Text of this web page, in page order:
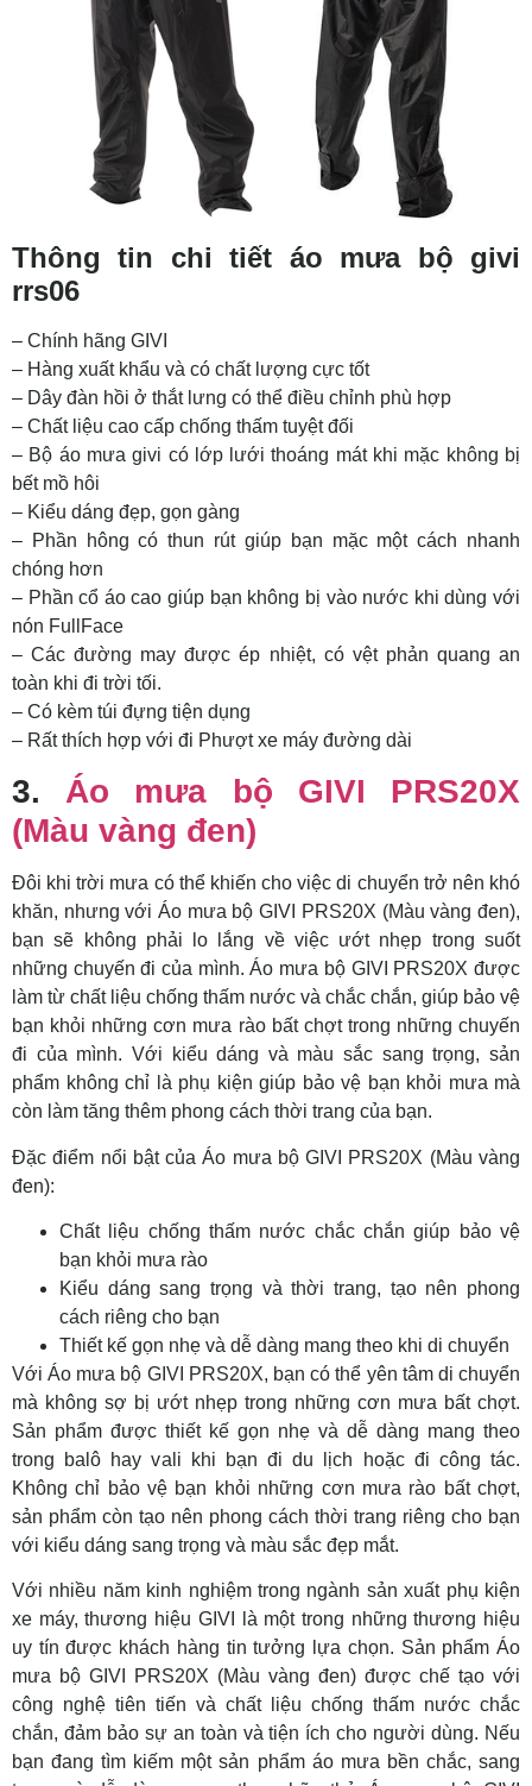
Thông tin chi tiết áo mưa bộ givi
rrs06
– Chính hãng GIVI
– Hàng xuất khẩu và có chất lượng cực tốt
– Dây đàn hồi ở thắt lưng có thể điều chỉnh phù hợp
– Chất liệu cao cấp chống thấm tuyệt đối
– Bộ áo mưa givi có lớp lưới thoáng mát khi mặc không bị
bết mồ hôi
– Kiểu dáng đẹp, gọn gàng
– Phần hông có thun rút giúp bạn mặc một cách nhanh
chóng hơn
– Phần cổ áo cao giúp bạn không bị vào nước khi dùng với
nón FullFace
– Các đường may được ép nhiệt, có vệt phản quang an
toàn khi đi trời tối.
– Có kèm túi đựng tiện dụng
– Rất thích hợp với đi Phượt xe máy đường dài
3. Áo mưa bộ GIVI PRS20X
(Màu vàng đen)
Đôi khi trời mưa có thể khiến cho việc di chuyển trở nên khó
khăn, nhưng với Áo mưa bộ GIVI PRS20X (Màu vàng đen),
bạn sẽ không phải lo lắng về việc ướt nhẹp trong suốt
những chuyến đi của mình. Áo mưa bộ GIVI PRS20X được
làm từ chất liệu chống thấm nước và chắc chắn, giúp bảo vệ
bạn khỏi những cơn mưa rào bất chợt trong những chuyến
đi của mình. Với kiểu dáng và màu sắc sang trọng, sản
phẩm không chỉ là phụ kiện giúp bảo vệ bạn khỏi mưa mà
còn làm tăng thêm phong cách thời trang của bạn.
Đặc điểm nổi bật của Áo mưa bộ GIVI PRS20X (Màu vàng
đen):
Chất liệu chống thấm nước chắc chắn giúp bảo vệ
bạn khỏi mưa rào
Kiểu dáng sang trọng và thời trang, tạo nên phong
cách riêng cho bạn
Thiết kế gọn nhẹ và dễ dàng mang theo khi di chuyển
Với Áo mưa bộ GIVI PRS20X, bạn có thể yên tâm di chuyển
mà không sợ bị ướt nhẹp trong những cơn mưa bất chợt.
Sản phẩm được thiết kế gọn nhẹ và dễ dàng mang theo
trong balô hay vali khi bạn đi du lịch hoặc đi công tác.
Không chỉ bảo vệ bạn khỏi những cơn mưa rào bất chợt,
sản phẩm còn tạo nên phong cách thời trang riêng cho bạn
với kiểu dáng sang trọng và màu sắc đẹp mắt.
Với nhiều năm kinh nghiệm trong ngành sản xuất phụ kiện
xe máy, thương hiệu GIVI là một trong những thương hiệu
uy tín được khách hàng tin tưởng lựa chọn. Sản phẩm Áo
mưa bộ GIVI PRS20X (Màu vàng đen) được chế tạo với
công nghệ tiên tiến và chất liệu chống thấm nước chắc
chắn, đảm bảo sự an toàn và tiện ích cho người dùng. Nếu
bạn đang tìm kiếm một sản phẩm áo mưa bền chắc, sang